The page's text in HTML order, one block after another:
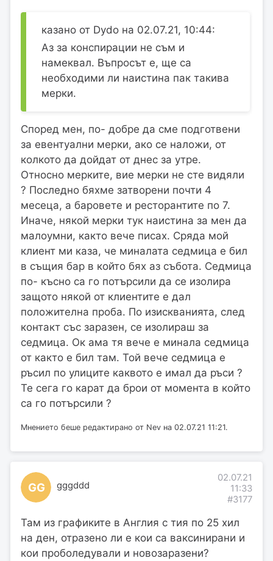
казано от Dydo на 02.07.21, 10:44:
Аз за конспирации не съм и
намеквал. Въпросът е, ще са
необходими ли наистина пак такива
мерки.
Според мен, по- добре да сме подготвени
за евентуални мерки, ако се наложи, от
колкото да дойдат от днес за утре.
Относно мерките, вие мерки не сте видяли
? Последно бяхме затворени почти 4
месеца, а баровете и ресторантите по 7.
Иначе, някой мерки тук наистина за мен да
малоумни, както вече писах. Сряда мой
клиент ми каза, че миналата седмица е бил
в същия бар в който бях аз събота. Седмица
по- късно са го потърсили да се изолира
защото някой от клиентите е дал
положителна проба. По изискванията, след
контакт със заразен, се изолираш за
седмица. Ок ама тя вече е минала седмица
от както е бил там. Той вече седмица е
ръсил по улиците каквото е имал да ръси ?
Те сега го карат да брои от момента в който
са го потърсили ?
Мнението беше редактирано от Nev на 02.07.21 11:21.
GG gggddd
02.07.21
11:33
#3177
Там из графиките в Англия с тия по 25 хил
на ден, отразено ли е кои са ваксинирани и
кои проболедували и новозаразени?